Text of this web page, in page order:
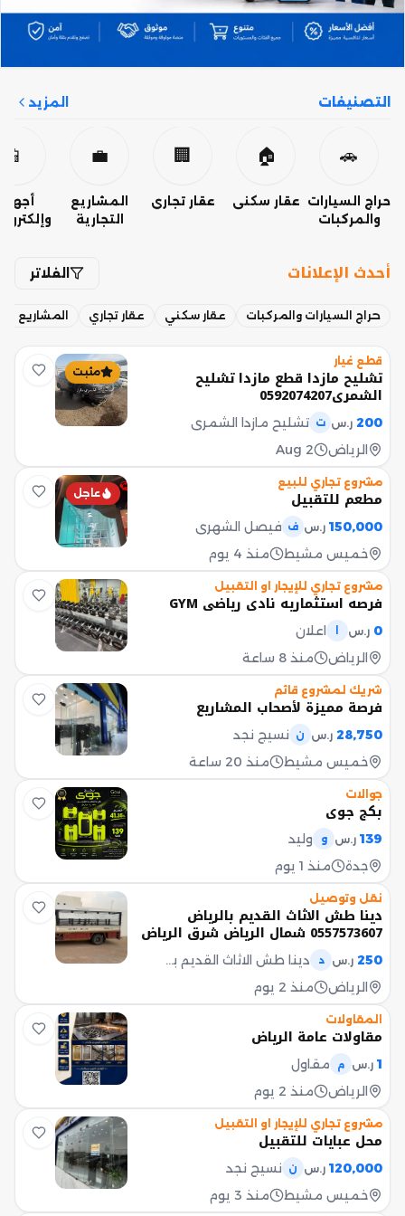
التصنيفات المزيد
🚗
حراج السيارات
والمركبات
🏠
عقار سكني
🏢
عقار تجاري
💼
المشاريع
التجارية
📱
أحدث الإعلانات الفلاتر
حراج السيارات والمركبات عقار سكني عقار تجاري المشاريع
مثبت
قطع غيار
تشليح مازدا قطع مازدا تشليح
الشمري0592074207
200 ر.س ت تشليح مازدا الشمري
الرياض
Aug 2
عاجل
مشروع تجاري للبيع
مطعم للتقبيل
150,000 ر.س ف فيصل الشهري
خميس مشيط
منذ 4 يوم
مشروع تجاري للإيجار او التقبيل
فرصه استثماريه نادي رياضي GYM
0 ر.س
اعلان
الرياض
منذ 8 ساعة
شريك لمشروع قائم
فرصة مميزة لأصحاب المشاريع
28,750 ر.س ن
نسيج نجد
خميس مشيط
منذ 20 ساعة
جوالات
بكج جوي
139 ر.س و
وليد
جدة
منذ 1 يوم
نقل وتوصيل
دينا طش الاثاث القديم بالرياض
0557573607 شمال الرياض شرق الرياض
غرب الرياض جنوب
250 ر.س د
دينا طش الاثاث القديم بالرياض 0557573607
الرياض
منذ 2 يوم
المقاولات
مقاولات عامة الرياض
1 ر.س م
مقاول
الرياض
منذ 2 يوم
مشروع تجاري للإيجار او التقبيل
محل عبايات للتقبيل
120,000 ر.س ن
نسيج نجد
خميس مشيط
منذ 3 يوم